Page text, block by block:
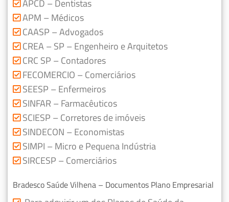
APCD – Dentistas
APM – Médicos
CAASP – Advogados
CREA – SP – Engenheiro e Arquitetos
CRC SP – Contadores
FECOMERCIO – Comerciários
SEESP – Enfermeiros
SINFAR – Farmacêuticos
SCIESP – Corretores de imóveis
SINDECON – Economistas
SIMPI – Micro e Pequena Indústria
SIRCESP – Comerciários
Bradesco Saúde Vilhena – Documentos Plano Empresarial